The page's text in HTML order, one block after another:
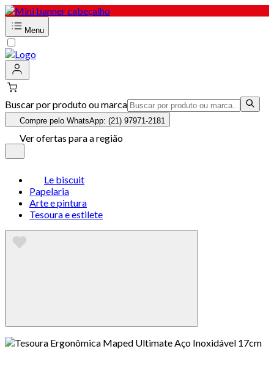
Menu
Buscar por produto ou marca
Compre pelo WhatsApp: (21) 97971-2181
Ver ofertas para a região
Le biscuit
Papelaria
Arte e pintura
Tesoura e estilete